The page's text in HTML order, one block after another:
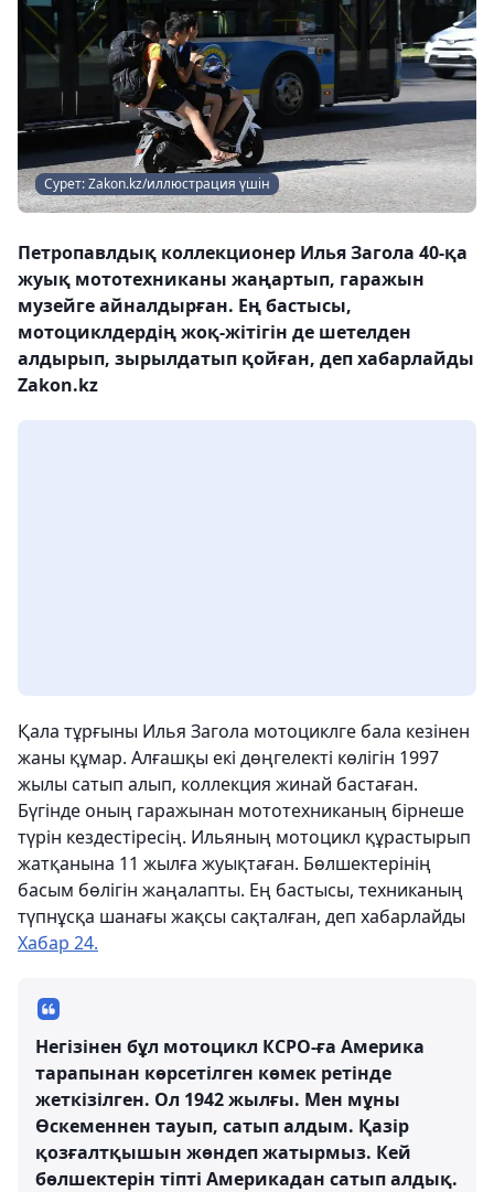
Сурет: Zakon.kz/иллюстрация үшін
Петропавлдық коллекционер Илья Загола 40-қа
жуық мототехниканы жаңартып, гаражын
музейге айналдырған. Ең бастысы,
мотоциклдердің жоқ-жітігін де шетелден
алдырып, зырылдатып қойған, деп хабарлайды
Zakon.kz
Қала тұрғыны Илья Загола мотоциклге бала кезінен
жаны құмар. Алғашқы екі дөңгелекті көлігін 1997
жылы сатып алып, коллекция жинай бастаған.
Бүгінде оның гаражынан мототехниканың бірнеше
түрін кездестіресің. Ильяның мотоцикл құрастырып
жатқанына 11 жылға жуықтаған. Бөлшектерінің
басым бөлігін жаңалапты. Ең бастысы, техниканың
түпнұсқа шанағы жақсы сақталған, деп хабарлайды
Хабар 24.
Негізінен бұл мотоцикл КСРО-ға Америка
тарапынан көрсетілген көмек ретінде
жеткізілген. Ол 1942 жылғы. Мен мұны
Өскеменнен тауып, сатып алдым. Қазір
қозғалтқышын жөндеп жатырмыз. Кей
бөлшектерін тіпті Америкадан сатып алдық.